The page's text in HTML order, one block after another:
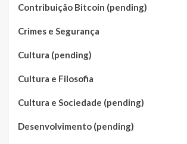
Contribuição Bitcoin (pending)
Crimes e Segurança
Cultura (pending)
Cultura e Filosofia
Cultura e Sociedade (pending)
Desenvolvimento (pending)